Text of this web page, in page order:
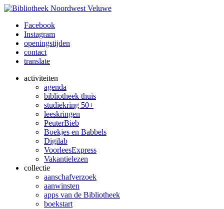
Facebook
Instagram
openingstijden
contact
translate
activiteiten
agenda
bibliotheek thuis
studiekring 50+
leeskringen
PeuterBieb
Boekjes en Babbels
Digilab
VoorleesExpress
Vakantielezen
collectie
aanschafverzoek
aanwinsten
apps van de Bibliotheek
boekstart